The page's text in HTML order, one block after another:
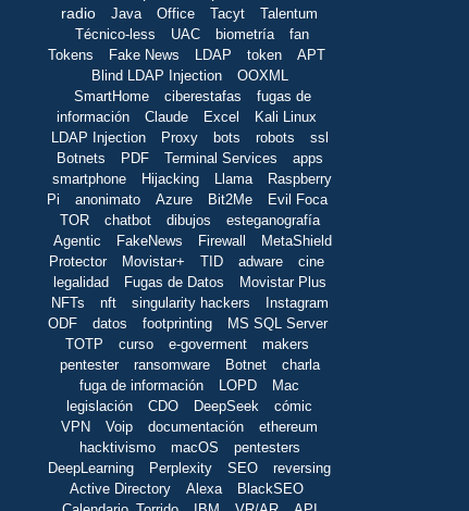
radio
Java Office Tacyt
Talentum
Técnico-less
UAC biometría
fan
Tokens
Fake News LDAP token
APT
Blind LDAP Injection
OOXML
SmartHome
ciberestafas
fugas de
información
Claude Excel
Kali Linux
LDAP Injection
Proxy bots robots
ssl
Botnets
PDF Terminal Services
apps
smartphone
Hijacking Llama
Raspberry
Pi
anonimato Azure Bit2Me
Evil Foca
TOR
chatbot dibujos
esteganografía
Agentic
FakeNews Firewall
MetaShield
Protector
Movistar+ TID adware
cine
legalidad
Fugas de Datos
Movistar Plus
NFTs
nft singularity hackers
Instagram
ODF
datos footprinting
MS SQL Server
TOTP
curso e-goverment
makers
pentester
ransomware Botnet
charla
fuga de información
LOPD
Mac
legislación
CDO DeepSeek
cómic
VPN
Voip documentación
ethereum
hacktivismo
macOS
pentesters
DeepLearning
Perplexity SEO
reversing
Active Directory
Alexa
BlackSEO